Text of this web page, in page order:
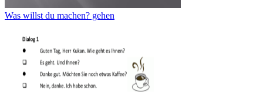
Was willst du machen? gehen